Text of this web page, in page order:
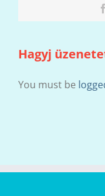
Hagyj
You must be